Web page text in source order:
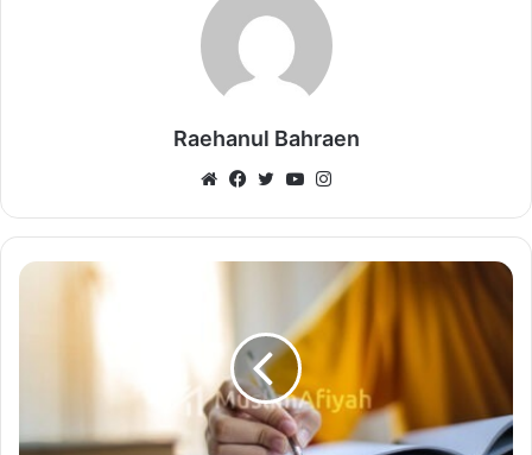
Raehanul Bahraen
WebsiteFacebook
TwitterYouTube